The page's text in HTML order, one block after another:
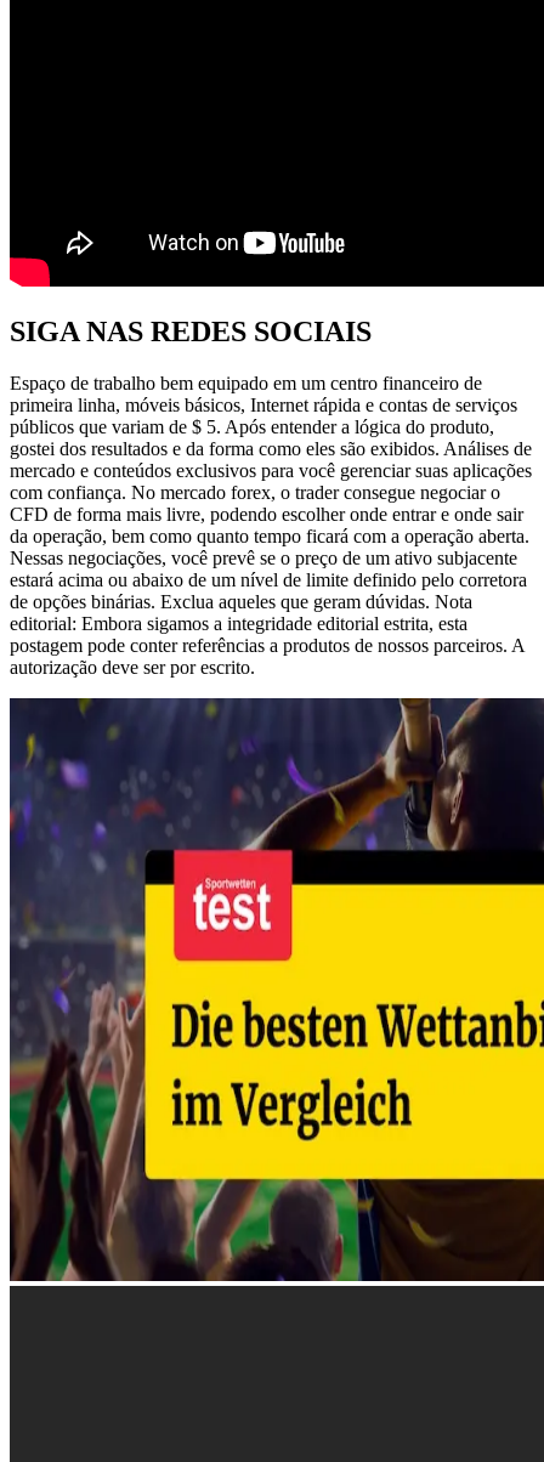
SIGA NAS REDES SOCIAIS
Espaço de trabalho bem equipado em um centro financeiro de
primeira linha, móveis básicos, Internet rápida e contas de serviços
públicos que variam de $ 5. Após entender a lógica do produto,
gostei dos resultados e da forma como eles são exibidos. Análises de
mercado e conteúdos exclusivos para você gerenciar suas aplicações
com confiança. No mercado forex, o trader consegue negociar o
CFD de forma mais livre, podendo escolher onde entrar e onde sair
da operação, bem como quanto tempo ficará com a operação aberta.
Nessas negociações, você prevê se o preço de um ativo subjacente
estará acima ou abaixo de um nível de limite definido pelo corretora
de opções binárias. Exclua aqueles que geram dúvidas. Nota
editorial: Embora sigamos a integridade editorial estrita, esta
postagem pode conter referências a produtos de nossos parceiros. A
autorização deve ser por escrito.